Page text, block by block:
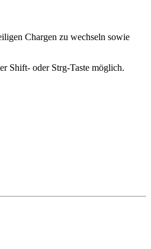
Chargen zu wechseln sowie
Shift- oder Strg-Taste möglich.